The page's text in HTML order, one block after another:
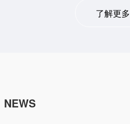
了解更多
NEWS